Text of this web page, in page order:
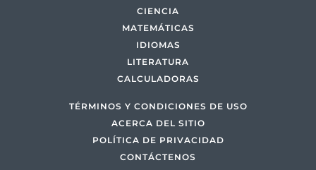
CIENCIA
MATEMÁTICAS
IDIOMAS
LITERATURA
CALCULADORAS
TÉRMINOS Y CONDICIONES DE USO
ACERCA DEL SITIO
POLÍTICA DE PRIVACIDAD
CONTÁCTENOS